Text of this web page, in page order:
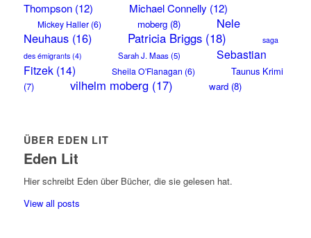
Thompson(12) Michael Connelly (12)
Mickey Haller(6) moberg(8)
Nele
Neuhaus(16) Patricia Briggs(18)
saga
des émigrants(4) Sarah J. Maas(5)
Sebastian
Fitzek(14) Sheila O'Flanagan (6)
Taunus Krimi
(7)
vilhelm moberg(17) ward(8)
ÜBER EDEN LIT
Eden Lit
Hier schreibt Eden über Bücher, die sie gelesen hat.
View all posts